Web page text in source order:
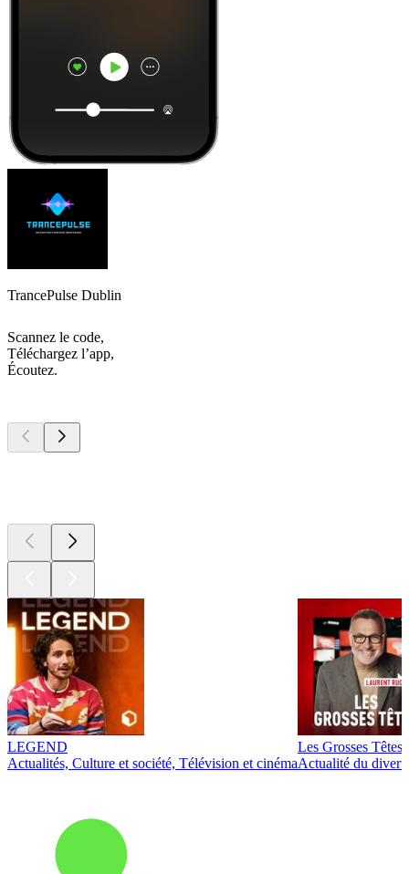
TrancePulse Dublin
Scannez le code,
Téléchargez l’app,
Écoutez.
LEGEND
Actualités, Culture et société, Télévision et cinéma
Les Grosses Têtes
Actualité du